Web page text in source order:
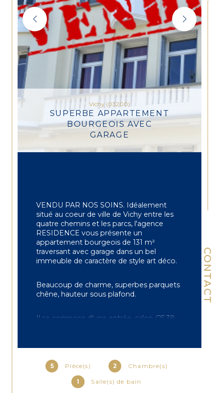
CONTACT
Vichy (03200)
SUPERBE APPARTEMENT
BOURGEOIS AVEC
GARAGE
5 Pièce(s) 2 Chambre(s)
1 Salle(s) de bain
VENDU PAR NOS SOINS. Idéalement
situé au coeur de ville de Vichy entre les
quatre chemins et les parcs, l'agence
RESIDENCE vous présente un
appartement bourgeois de 131 m²
traversant avec garage dans un bel
immeuble de caractère de style art déco.
Beaucoup de charme, superbes parquets
chêne, hauteur sous plafond.
Il se compose d'une entrée, salon (25,38
l'ensemble de ces espaces contigus
office ou lingerie attenant.
L'espace nuit dessert un dégagement